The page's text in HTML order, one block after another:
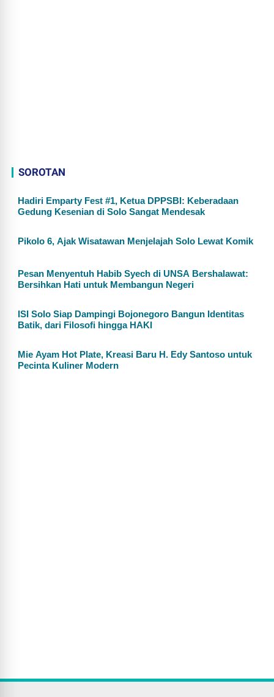
SOROTAN
Hadiri Emparty Fest #1, Ketua DPPSBI: Keberadaan
Gedung Kesenian di Solo Sangat Mendesak
Pikolo 6, Ajak Wisatawan Menjelajah Solo Lewat Komik
Pesan Menyentuh Habib Syech di UNSA Bershalawat:
Bersihkan Hati untuk Membangun Negeri
ISI Solo Siap Dampingi Bojonegoro Bangun Identitas
Batik, dari Filosofi hingga HAKI
Mie Ayam Hot Plate, Kreasi Baru H. Edy Santoso untuk
Pecinta Kuliner Modern